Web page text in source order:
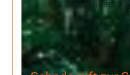
Lesedauer: 2